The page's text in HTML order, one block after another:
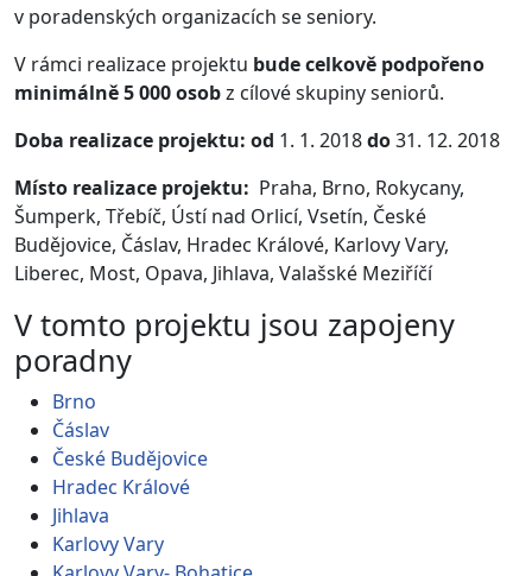
v poradenských organizacích se seniory.
V rámci realizace projektu bude celkově podpořeno
minimálně 5 000 osobz cílové skupiny seniorů.
Doba realizace projektu: od 1. 1. 2018do31. 12. 2018
Místo realizace projektu: Praha, Brno, Rokycany,
Šumperk, Třebíč, Ústí nad Orlicí, Vsetín, České
Budějovice, Čáslav, Hradec Králové, Karlovy Vary,
Liberec, Most, Opava, Jihlava, Valašské Meziříčí
V tomto projektu jsou zapojeny
poradny
Brno
Čáslav
České Budějovice
Hradec Králové
Jihlava
Karlovy Vary